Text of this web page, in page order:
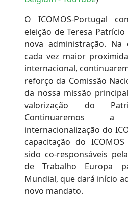
O ICOMOS-Portugal
eleição de Teresa
nova administração. Na
cada vez maior
internacional,
reforço da Comissão
da nossa missão
valorização do
Continuaremos
internacionalização do
capacitação do
sido co-responsáveis
de Trabalho Europa
Mundial, que dará início
novo mandato.